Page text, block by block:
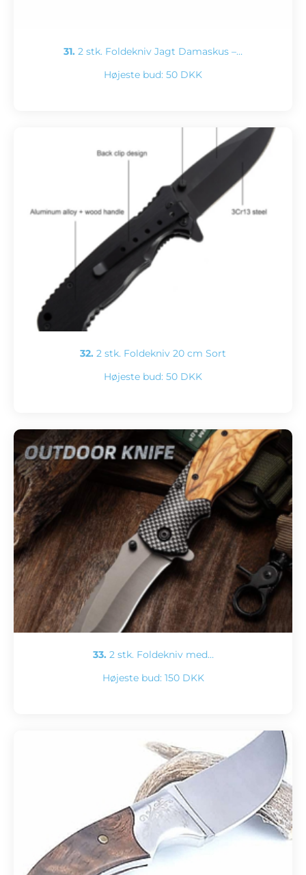
31. 2 stk. Foldekniv Jagt Damaskus –…
Højeste bud: 50 DKK
32. 2 stk. Foldekniv 20 cm Sort
Højeste bud: 50 DKK
33. 2 stk. Foldekniv med…
Højeste bud: 150 DKK